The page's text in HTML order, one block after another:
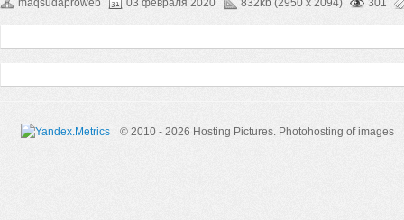
© 2010 - 2026 Hosting Pictures. Photohosting of images